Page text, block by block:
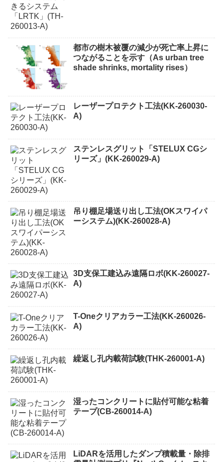
都市の樹木被覆の減少が死亡率上昇に
つながることを示す（As urban tree
shade shrinks, mortality rises）
レーザープロテクト⼯法(KK-260030-
A)
ステンレスグリット「STELUX CGシ
リーズ」(KK-260029-A)
吊り棚足場送り出し工法(OKスワイパ
ーシステム)(KK-260028-A)
3D支保工建込み遠隔ロボ(KK-260027-
A)
T-Oneクリアカラー工法(KK-260026-
A)
繰返し孔内載荷試験(THK-260001-A)
湿ったコンクリートに貼付可能な粘着
テープ(CB-260014-A)
LiDARを活用したダンプ積載量・除排